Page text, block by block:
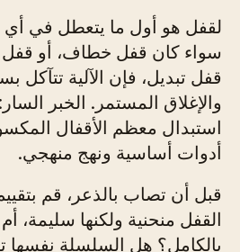
لقفل هو أول ما يتعطل في أي
سواء كان قفل خطاف، أو قفل
قفل تبديل، فإن الآلية تتآكل
والإغلاق المستمر. الخبر
استبدال معظم الأقفال
أدوات أساسية ونهج منهجي.
قبل أن تصاب بالذعر، قم
القفل منحنية ولكنها سليمة،
بالكامل؟ هل السلسلة نفسها